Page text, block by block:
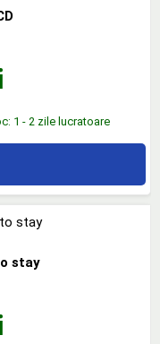
1 - 2 zile lucratoare
stay